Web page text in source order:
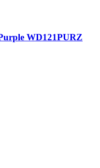
WD121PURZ